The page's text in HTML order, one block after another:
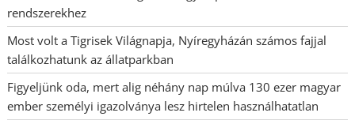
rendszerekhez
Most volt a Tigrisek Világnapja, Nyíregyházán számos fajjal
találkozhatunk az állatparkban
Figyeljünk oda, mert alig néhány nap múlva 130 ezer magyar
ember személyi igazolványa lesz hirtelen használhatatlan